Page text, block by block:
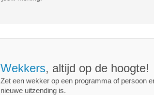
Wekkers, altijd op de hoogte!
Zet een wekker op een programma of persoon
nieuwe uitzending is.